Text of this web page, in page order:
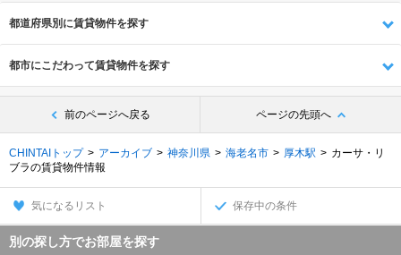
都道府県別に賃貸物件を探す
都市にこだわって賃貸物件を探す
前のページへ戻る ページの先頭へ
CHINTAIトップ アーカイブ 神奈川県 海老名市 厚木駅
カーサ・リ
ブラの賃貸物件情報
気になるリスト 保存中の条件
別の探し方でお部屋を探す